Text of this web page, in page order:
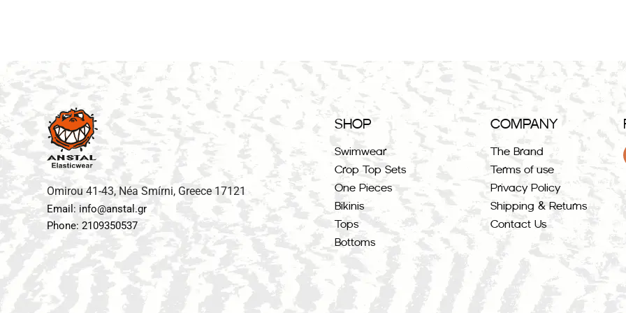
Omirou 41-43, Néa Smírni, Greece 17121
Email: info@anstal.gr
Phone: 2109350537
SHOP
Swimwear
Crop Top Sets
One Pieces
Bikinis
Tops
Bottoms
COMPANY
The Brand
Terms of use
Privacy Policy
Shipping & Returns
Contact Us